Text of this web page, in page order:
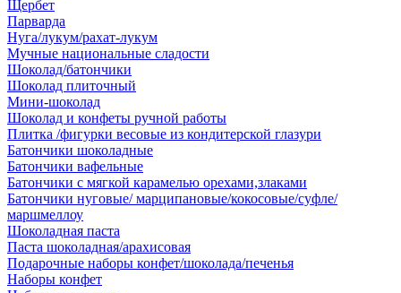
Щербет
Парварда
Нуга/лукум/рахат-лукум
Мучные национальные сладости
Шоколад/батончики
Шоколад плиточный
Мини-шоколад
Шоколад и конфеты ручной работы
Плитка /фигурки весовые из кондитерской глазури
Батончики шоколадные
Батончики вафельные
Батончики с мягкой карамелью орехами,злаками
Батончики нуговые/ марципановые/кокосовые/суфле/
маршмеллоу
Шоколадная паста
Паста шоколадная/арахисовая
Подарочные наборы конфет/шоколада/печенья
Наборы конфет